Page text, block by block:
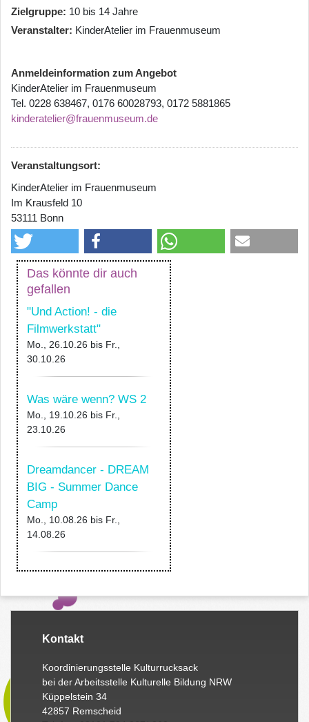
Zielgruppe 10 bis 14 Jahre
Veranstalter KinderAtelier im Frauenmuseum
Anmeldeinformation zum Angebot
KinderAtelier im Frauenmuseum
Tel. 0228 638467, 0176 60028793, 0172 5881865
kinderatelier@frauenmuseum.de
Veranstaltungsort:
KinderAtelier im Frauenmuseum
Im Krausfeld 10
53111 Bonn
Das könnte dir auch
gefallen
"Und Action! - die
Filmwerkstatt"
Mo., 26.10.26 bis Fr.,
30.10.26
Was wäre wenn? WS 2
Mo., 19.10.26 bis Fr.,
23.10.26
Dreamdancer - DREAM
BIG - Summer Dance
Camp
Mo., 10.08.26 bis Fr.,
14.08.26
Kontakt
Koordinierungsstelle Kulturrucksack
bei der Arbeitsstelle Kulturelle Bildung NRW
Küppelstein 34
42857 Remscheid